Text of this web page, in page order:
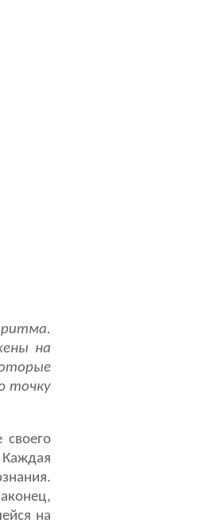
ритма.
на
точку
на